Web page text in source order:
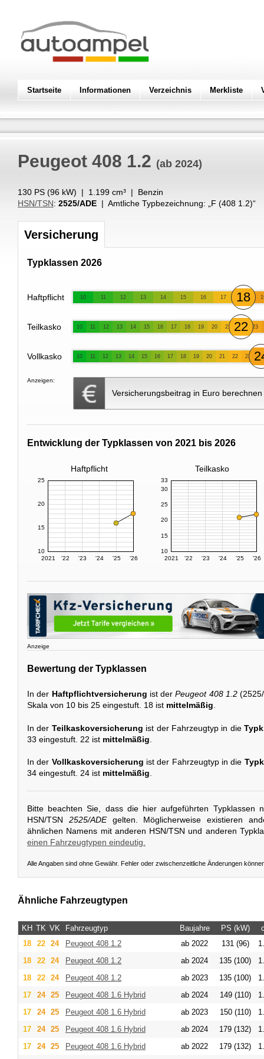
Startseite Informationen Verzeichnis Merkliste
Peugeot 408 1.2 (ab 2024)
130 PS (96 kW) | 1.199 cm³ | Benzin
HSN/TSN: 2525/ADE | Amtliche Typbezeichnung: „ F (408 1.2)“
Versicherung
Typklassen 2026
Haftpflicht 10 11 12 13 14 15 16 17 18
Teilkasko 10 11 12 13 14 15 16 17 18 19 20 21 22 23
Vollkasko 10 11 12 13 14 15 16 17 18 19 20 21 22 23
Anzeigen:
Versicherungsbeitrag in Euro berechnen
Entwicklung der Typklassen von 2021 bis 2026
Haftpflicht Teilkasko
2021 '22 '23 '24 '25 '26
10
15
20
25
2021 '22 '23 '24 '25 '26
10
15
20
25
30
33
Anzeige
Bewertung der Typklassen
In der Haftpflichtversicherung ist derPeugeot 408 1.2
Skala von 10 bis 25 eingestuft. 18 ist mittelmäßig
In der Teilkaskoversicherung ist der Fahrzeugtyp in die
33 eingestuft. 22 ist mittelmäßig
In der Vollkaskoversicherung ist der Fahrzeugtyp in die
34 eingestuft. 24 ist mittelmäßig.
Bitte beachten Sie, dass die hier aufgeführten Typklassen
HSN/TSN 2525/ADEgelten. Möglicherweise existieren
ähnlichen Namens mit anderen HSN/TSN und anderen
einen Fahrzeugtypen eindeutig.
Alle Angaben sind ohne Gewähr. Fehler oder zwischenzeitliche Änderungen
Ähnliche Fahrzeugtypen
KH TK VK Fahrzeugtyp Baujahre PS (kW)
18
22 24 Peugeot 408 1.2 ab 2022 131 (96)
18
22 24 Peugeot 408 1.2 ab 2024 135 (100)
18
22 24 Peugeot 408 1.2 ab 2023 135 (100)
17
24 25 Peugeot 408 1.6 Hybrid ab 2024 149 (110)
17
24 25 Peugeot 408 1.6 Hybrid ab 2023 150 (110)
17
24 25 Peugeot 408 1.6 Hybrid ab 2024 179 (132)
17
24 25 Peugeot 408 1.6 Hybrid ab 2022 179 (132)